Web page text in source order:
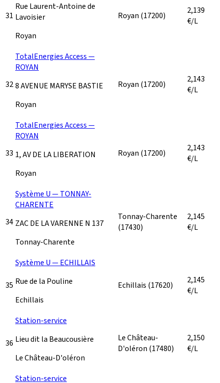
31
Rue Laurent-Antoine de
Lavoisier
Royan
Royan (17200)
2,139
€/L
32
TotalEnergies Access —
ROYAN
8 AVENUE MARYSE BASTIE
Royan
Royan (17200)
2,143
€/L
33
TotalEnergies Access —
ROYAN
1, AV DE LA LIBERATION
Royan
Royan (17200)
2,143
€/L
34
Système U — TONNAY-
CHARENTE
ZAC DE LA VARENNE N 137
Tonnay-Charente
Tonnay-Charente
(17430)
2,145
€/L
35
Système U — ECHILLAIS
Rue de la Pouline
Echillais
Echillais (17620)
2,145
€/L
36
Station-service
Lieu dit la Beaucousière
Le Château-D'oléron
Le Château-
D'oléron (17480)
2,150
€/L
Station-service